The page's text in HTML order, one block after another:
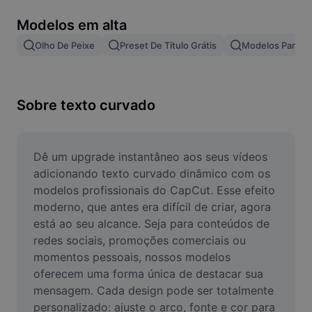
Mesclar imagens
Redimensionar Imagem
Criador de Memes
AI Text Remover
AI People Remover
AI Inpainting
Face Cutout
Modelos em alta
Olho De Peixe Preset De Título Grátis Modelos Para
Sobre texto curvado
Dê um upgrade instantâneo aos seus vídeos
adicionando texto curvado dinâmico com os
modelos profissionais do CapCut. Esse efeito
moderno, que antes era difícil de criar, agora
está ao seu alcance. Seja para conteúdos de
redes sociais, promoções comerciais ou
momentos pessoais, nossos modelos
oferecem uma forma única de destacar sua
mensagem. Cada design pode ser totalmente
personalizado: ajuste o arco, fonte e cor para